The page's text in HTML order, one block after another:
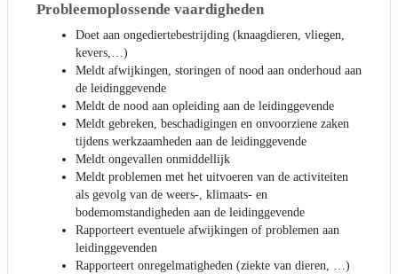
Probleemoplossende vaardigheden
Doet aan ongediertebestrijding (knaagdieren, vliegen,
kevers,…)
Meldt afwijkingen, storingen of nood aan onderhoud aan
de leidinggevende
Meldt de nood aan opleiding aan de leidinggevende
Meldt gebreken, beschadigingen en onvoorziene zaken
tijdens werkzaamheden aan de leidinggevende
Meldt ongevallen onmiddellijk
Meldt problemen met het uitvoeren van de activiteiten
als gevolg van de weers-, klimaats- en
bodemomstandigheden aan de leidinggevende
Rapporteert eventuele afwijkingen of problemen aan
leidinggevenden
Rapporteert onregelmatigheden (ziekte van dieren, …)